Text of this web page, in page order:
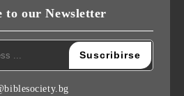
to our Newsletter